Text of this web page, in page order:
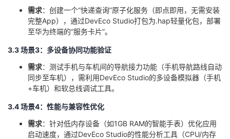
藏
​需求​​：创建一个“快递查询”原子化服务（即点即用，无需安装
完整App），通过DevEco Studio打包为.hap轻量化包，部署
至华为终端的“服务卡片”。
​3.3 场景3：多设备协同功能验证​
​需求​​：测试手机与车机间的导航接力功能（手机导航路线自动
同步至车机），需利用DevEco Studio的多设备模拟器（手机
+车机）和软总线调试工具。
​3.4 场景4：性能与兼容性优化​
​需求​​：针对低内存设备（如1GB RAM的智能手表）优化应用
启动速度，通过DevEco Studio的性能分析工具（CPU/内存